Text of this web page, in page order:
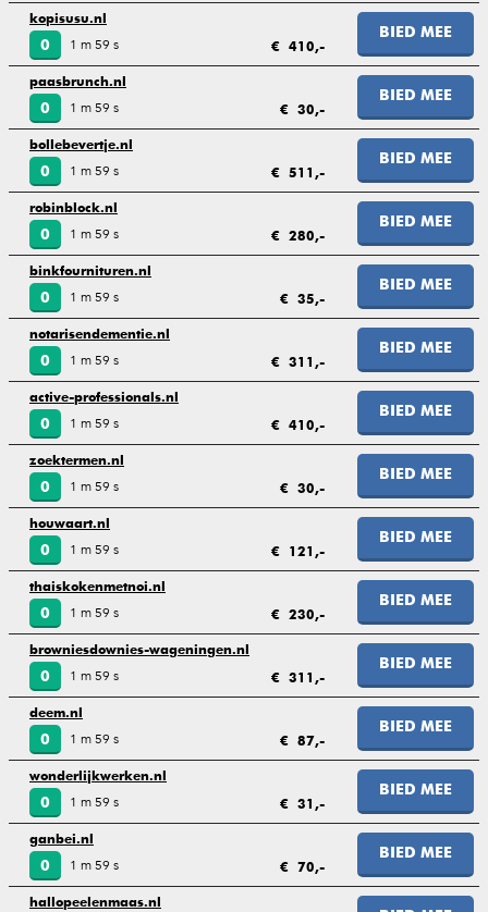
kopisusu.nl
0 1 m 59 s € 410,-
BIED MEE
paasbrunch.nl
0 1 m 59 s € 30,-
BIED MEE
bollebevertje.nl
0 1 m 59 s € 511,-
BIED MEE
robinblock.nl
0 1 m 59 s € 280,-
BIED MEE
binkfournituren.nl
0 1 m 59 s € 35,-
BIED MEE
notarisendementie.nl
0 1 m 59 s € 311,-
BIED MEE
active-professionals.nl
0 1 m 59 s € 410,-
BIED MEE
zoektermen.nl
0 1 m 59 s € 30,-
BIED MEE
houwaart.nl
0 1 m 59 s € 121,-
BIED MEE
thaiskokenmetnoi.nl
0 1 m 59 s € 230,-
BIED MEE
browniesdownies-wageningen.nl
0 1 m 59 s € 311,-
BIED MEE
deem.nl
0 1 m 59 s € 87,-
BIED MEE
wonderlijkwerken.nl
0 1 m 59 s € 31,-
BIED MEE
ganbei.nl
0 1 m 59 s € 70,-
BIED MEE
hallopeelenmaas.nl